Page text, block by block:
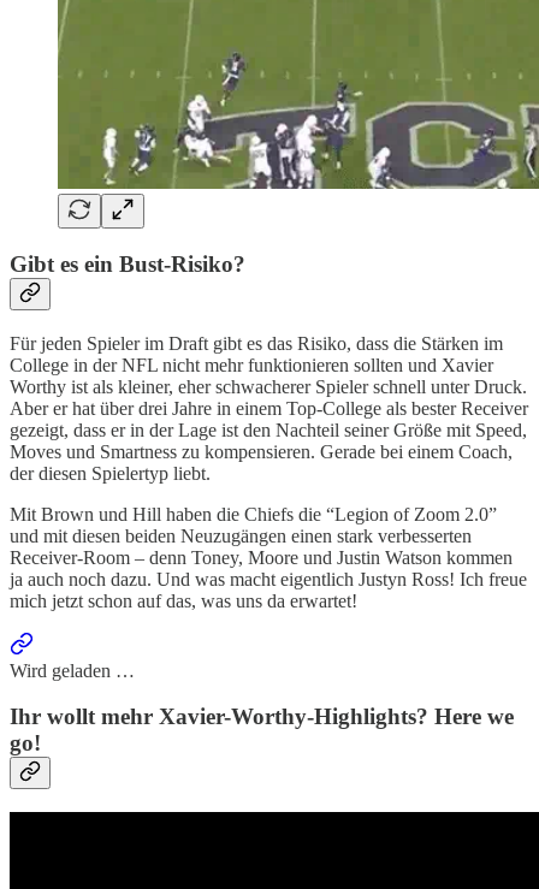
Gibt es ein Bust-Risiko?
Für jeden Spieler im Draft gibt es das Risiko, dass die Stärken im
College in der NFL nicht mehr funktionieren sollten und Xavier
Worthy ist als kleiner, eher schwacherer Spieler schnell unter Druck.
Aber er hat über drei Jahre in einem Top-College als bester Receiver
gezeigt, dass er in der Lage ist den Nachteil seiner Größe mit Speed,
Moves und Smartness zu kompensieren. Gerade bei einem Coach,
der diesen Spielertyp liebt.
Mit Brown und Hill haben die Chiefs die “Legion of Zoom 2.0”
und mit diesen beiden Neuzugängen einen stark verbesserten
Receiver-Room – denn Toney, Moore und Justin Watson kommen
ja auch noch dazu. Und was macht eigentlich Justyn Ross! Ich freue
mich jetzt schon auf das, was uns da erwartet!
Wird geladen …
Ihr wollt mehr Xavier-Worthy-Highlights? Here we
go!